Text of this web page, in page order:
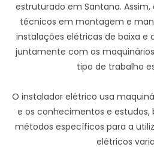
estruturado em Santana.
técnicos em montagem e
instalações elétricas de baixa e
juntamente com os
tipo de trabalho
O instalador elétrico usa
e os conhecimentos e
métodos específicos para a
elétricos